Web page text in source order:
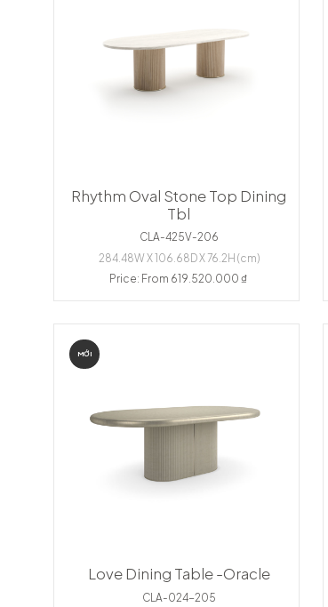
Rhythm Oval Stone Top Dining
Tbl
CLA-425V-206
284.48W X 106.68D X 76.2H (cm)
Price: From 619.520.000 ₫
MỚI
Love Dining Table -Oracle
CLA-024-205